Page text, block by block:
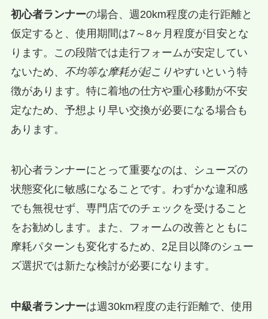
初心者ランナーの場合、週20km程度の走行距離と
仮定すると、使用期間は7～8ヶ月程度が目安とな
ります。この段階では走行フォームが安定してい
ないため、 不均等な摩耗が起こりやすいという特
徴があります。特に着地の仕方や重心移動が不安
定なため、予想より早い交換が必要になる場合も
あります。
初心者ランナーにとって重要なのは、シューズの
状態変化に敏感になることです。わずかな違和感
でも無視せず、専門店でのチェックを受けること
をお勧めします。また、フォームの改善とともに
摩耗パターンも変化するため、2足目以降のシュー
ズ選択では新たな検討が必要になります。
中級者ランナーは週30km程度の走行距離で、使用